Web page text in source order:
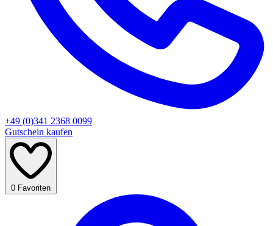
+49 (0)341 2368 0099
Gutschein kaufen
0 Favoriten